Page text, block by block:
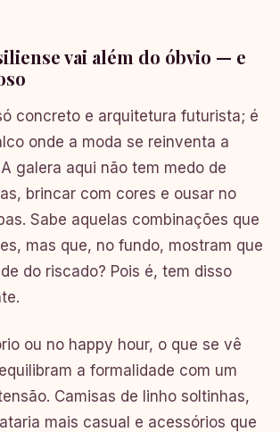
vai além do óbvio — e
concreto e arquitetura futurista; é
onde a moda se reinventa a
galera aqui não tem medo de
brincar com cores e ousar no
Sabe aquelas combinações que
mas que, no fundo, mostram que
do riscado? Pois é, tem disso
ou no happy hour, o que se vê
a formalidade com um
Camisas de linho soltinhas,
mais casual e acessórios que